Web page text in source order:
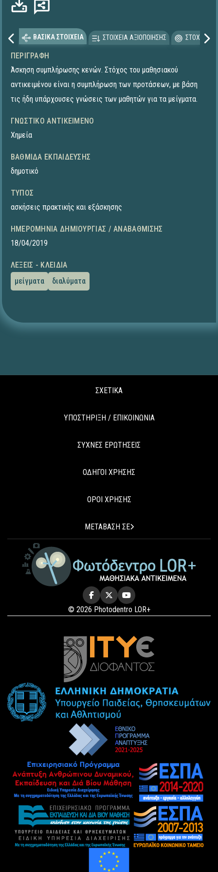
ΒΑΣΙΚΑ ΣΤΟΙΧΕΙΑ ΣΤΟΙΧΕΙΑ ΑΞΙΟΠΟΙΗΣΗΣ
ΠΕΡΙΓΡΑΦΉ
Άσκηση συμπλήρωσης κενών. Στόχος του μαθησιακού
αντικειμένου είναι η συμπλήρωση των προτάσεων, με βάση
τις ήδη υπάρχουσες γνώσεις των μαθητών για τα μείγματα.
ΓΝΩΣΤΙΚΌ ΑΝΤΙΚΕΊΜΕΝΟ
Χημεία
ΒΑΘΜΊΔΑ ΕΚΠΑΊΔΕΥΣΗΣ
δημοτικό
ΤΎΠΟΣ
ασκήσεις πρακτικής και εξάσκησης
ΗΜΕΡΟΜΗΝΊΑ ΔΗΜΙΟΥΡΓΊΑΣ / ΑΝΑΒΆΘΜΙΣΗΣ
18/04/2019
ΛΈΞΕΙΣ - ΚΛΕΙΔΙΆ
μείγματα
διαλύματα
ΣΧΕΤΙΚΑ
ΥΠΟΣΤΗΡΙΞΗ / ΕΠΙΚΟΙΝΩΝΙΑ
ΣΥΧΝΕΣ ΕΡΩΤΗΣΕΙΣ
ΟΔΗΓΟΙ ΧΡΗΣΗΣ
ΟΡΟΙ ΧΡΗΣΗΣ
ΜΕΤΑΒΑΣΗ ΣΕ
© 2026 Photodentro LOR+